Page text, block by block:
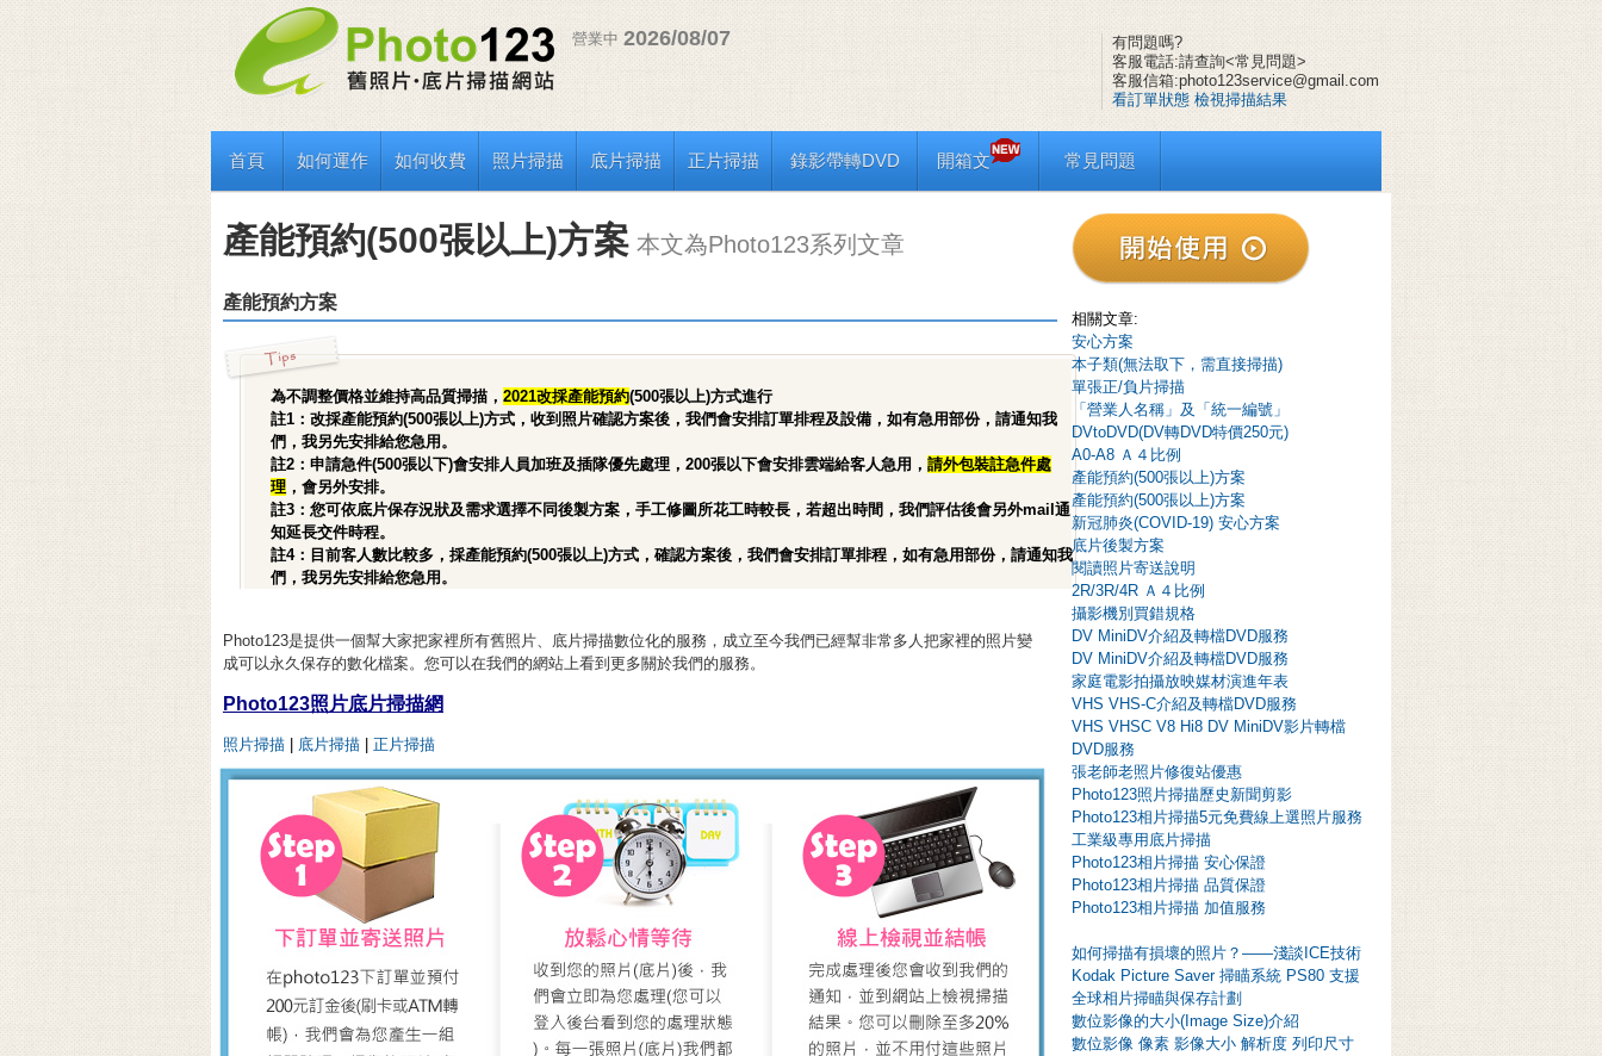
營業中 2026/08/07
有問題嗎?
客服電話:請查詢<常見問題>
客服信箱:photo123service@gmail.com
看訂單狀態 檢視掃描結果
首頁 如何運作 如何收費 照片掃描 底片掃描 正片掃描 錄影帶轉DVD 開箱文 常見問題
產能預約(500張以上)方案 本文為Photo123系列文章
產能預約方案
為不調整價格並維持高品質掃描， 2021改採產能預約(500張以上)方式進行
註1：改採產能預約(500張以上)方式，收到照片確認方案後，我們會安排訂單排程及設備，如有急用部份，請通知我
們，我另先安排給您急用。
註2：申請急件(500張以下)會安排人員加班及插隊優先處理，200張以下會安排雲端給客人急用， 請外包裝註急件處
理 ，會另外安排。
註3：您可依底片保存況狀及需求選擇不同後製方案，手工修圖所花工時較長，若超出時間，我們評估後會另外mail通
知延長交件時程。
註4：目前客人數比較多，採產能預約(500張以上)方式，確認方案後，我們會安排訂單排程，如有急用部份，請通知我
們，我另先安排給您急用。
Photo123是提供一個幫大家把家裡所有舊照片、底片掃描數位化的服務，成立至今我們已經幫非常多人把家裡的照片變
成可以永久保存的數化檔案。您可以在我們的網站上看到更多關於我們的服務。
Photo123照片底片掃描網
照片掃描 底片掃描 正片掃描
相關文章:
安心方案
本子類(無法取下，需直接掃描)
單張正/負片掃描
「營業人名稱」及「統一編號」
DVtoDVD(DV轉DVD特價250元)
A0-A8 Ａ４比例
產能預約(500張以上)方案
產能預約(500張以上)方案
新冠肺炎(COVID-19) 安心方案
底片後製方案
閱讀照片寄送說明
2R/3R/4R Ａ４比例
攝影機別買錯規格
DV MiniDV介紹及轉檔DVD服務
DV MiniDV介紹及轉檔DVD服務
家庭電影拍攝放映媒材演進年表
VHS VHS-C介紹及轉檔DVD服務
VHS VHSC V8 Hi8 DV MiniDV影片轉檔
DVD服務
張老師老照片修復站優惠
Photo123照片掃描歷史新聞剪影
Photo123相片掃描5元免費線上選照片服務
工業級專用底片掃描
Photo123相片掃描 安心保證
Photo123相片掃描 品質保證
Photo123相片掃描 加值服務
如何掃描有損壞的照片？——淺談ICE技術
Kodak Picture Saver 掃瞄系統 PS80 支援
全球相片掃瞄與保存計劃
數位影像的大小(Image Size)介紹
數位影像 像素 影像大小 解析度 列印尺寸